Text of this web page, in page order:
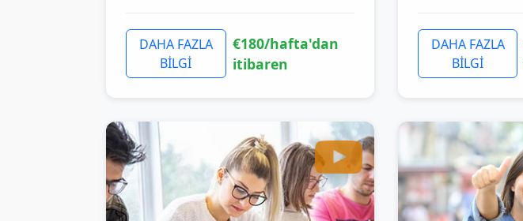
DAHA FAZLA
BİLGİ
€180/hafta'dan
itibaren
DAHA FAZLA
BİLGİ